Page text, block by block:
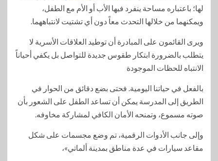
لها؛ باعتباره مساحة ينفرد فيها الأب أو الأم مع الطفل،
ويمكنهما من خلالها التحدث معاً دون أي تشتيت لانتباههما.
ويرى القائمون على المبادرة أن توطيد العلاقات الأسرية لا
يتطلب بالضرورة ابتكار طقوس جديدة للتواصل بل يكفي أحياناً
الانتباه للحظات الموجودة
بالفعل في حياتنا اليومية. فحتى بضع دقائق من الحوار في
الطريق إلى المدرسة يمكن أن تساعد الطفل على الشعور بأن
صوته مسموع، وتمنحه الأمان الكافي لمشاركة مخاوفه.
وإلى جانب الأدوات الرقمية، تم وضع مجسمات على شكل
مقاعد سيارات في عدة مناطق بمدينة ألماتي»،